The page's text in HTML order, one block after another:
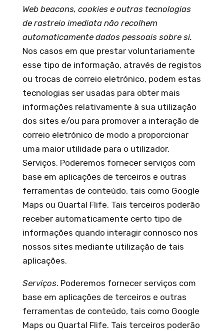
Web beacons, cookies e outras tecnologias
de rastreio imediata não recolhem
automaticamente dados pessoais sobre si.
Nos casos em que prestar voluntariamente
esse tipo de informação, através de registos
ou trocas de correio eletrónico, podem estas
tecnologias ser usadas para obter mais
informações relativamente à sua utilização
dos sites e/ou para promover a interação de
correio eletrónico de modo a proporcionar
uma maior utilidade para o utilizador.
Serviços. Poderemos fornecer serviços com
base em aplicações de terceiros e outras
ferramentas de conteúdo, tais como Google
Maps ou Quartal Flife. Tais terceiros poderão
receber automaticamente certo tipo de
informações quando interagir connosco nos
nossos sites mediante utilização de tais
aplicações.
Serviços. Poderemos fornecer serviços com
base em aplicações de terceiros e outras
ferramentas de conteúdo, tais como Google
Maps ou Quartal Flife. Tais terceiros poderão